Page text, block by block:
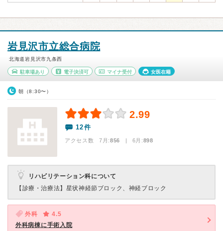
岩見沢市立総合病院
北海道岩見沢市九条西
駐車場あり 電子決済可 マイナ受付 女医在籍
朝（8:30〜）
2.99
12件
アクセス数 7月:856 | 6月:898
リハビリテーション科について
【診療・治療法】 星状神経節ブロック、神経ブロック
外科
4.5
外科病棟に手術入院